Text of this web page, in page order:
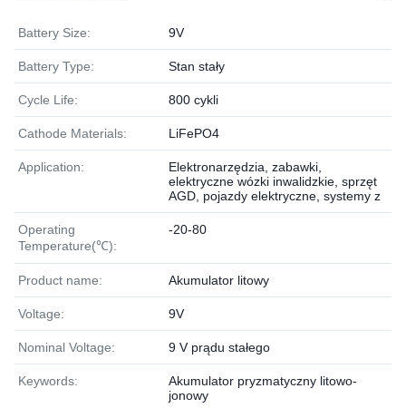
Battery Size: 9V
Battery Type: Stan stały
Cycle Life: 800 cykli
Cathode Materials: LiFePO4
Application:
Elektronarzędzia, zabawki,
elektryczne wózki inwalidzkie, sprzęt
AGD, pojazdy elektryczne, systemy z
Operating
Temperature(℃):
-20-80
Product name: Akumulator litowy
Voltage: 9V
Nominal Voltage: 9 V prądu stałego
Keywords:
Akumulator pryzmatyczny litowo-
jonowy